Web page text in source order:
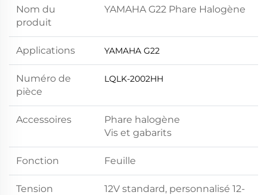
Nom du
produit
YAMAHA G22 Phare Halogène
Applications YAMAHA G22
Numéro de
pièce
LQLK-2002HH
Accessoires
Phare halogène
Vis et gabarits
Fonction Feuille
Tension
12V standard, personnalisé 12-